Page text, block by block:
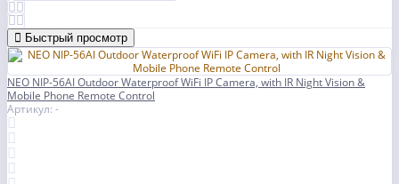
Быстрый просмотр
NEO NIP-56AI Outdoor Waterproof WiFi IP Camera, with IR Night Vision &
Mobile Phone Remote Control
Артикул: -